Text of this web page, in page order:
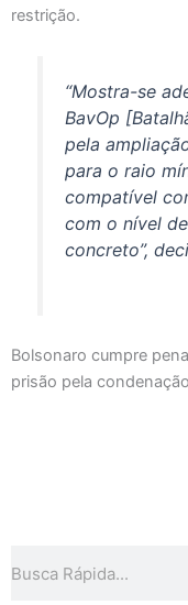
restrição.
“Mostra-se
BavOp
pela
para o raio
compatível
com o nível
concreto”,
Bolsonaro cumpre
prisão pela